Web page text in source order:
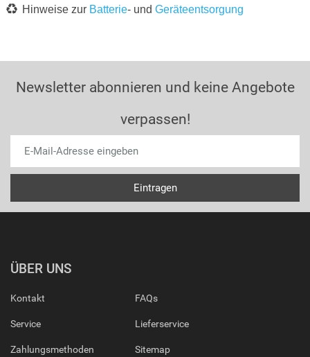
Hinweise zur Batterie- und Geräteentsorgung
Newsletter abonnieren und keine Angebote
verpassen!
ÜBER UNS
Kontakt
Service
Zahlungsmethoden
FAQs
Lieferservice
Sitemap